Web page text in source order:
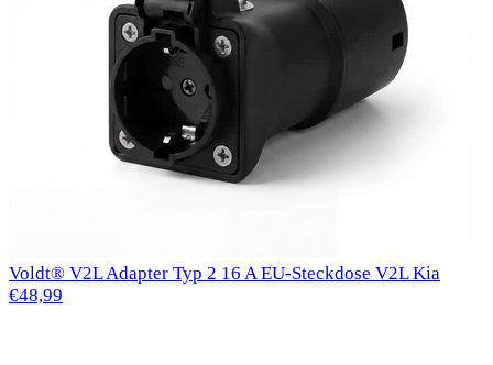
Voldt® V2L Adapter Typ 2 16 A EU-Steckdose V2L Kia
€48,99